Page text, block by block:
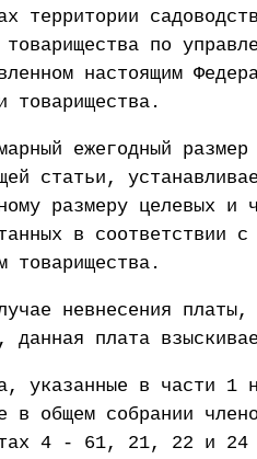
территории
товарищества по
настоящим
товарищества.
ежегодный
статьи,
размеру целевых и
в соответствии
товарищества.
невнесения платы,
данная плата
указанные в части 1
в общем собрании
4 - 61, 21, 22 и 24